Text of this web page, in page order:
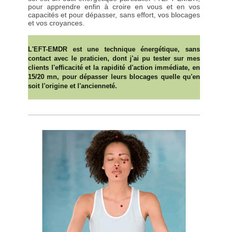
pour apprendre enfin à croire en vous et en vos
capacités et pour dépasser, sans effort, vos blocages
et vos croyances.
L'EFT-EMDR est une technique énergétique, sans
contact avec le praticien, dont j'ai pu tester sur mes
clients l'efficacité et la rapidité d'action immédiate, en
15/20 mn, pour dépasser leurs blocages quelle qu'en
soit l'origine et l'ancienneté.